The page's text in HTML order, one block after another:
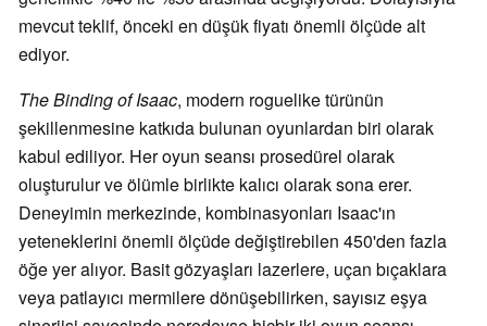
mevcut teklif, önceki en düşük fiyatı önemli ölçüde alt
ediyor.
The Binding of Isaac, modern roguelike türünün
şekillenmesine katkıda bulunan oyunlardan biri olarak
kabul ediliyor. Her oyun seansı prosedürel olarak
oluşturulur ve ölümle birlikte kalıcı olarak sona erer.
Deneyimin merkezinde, kombinasyonları Isaac'ın
yeteneklerini önemli ölçüde değiştirebilen 450'den fazla
öğe yer alıyor. Basit gözyaşları lazerlere, uçan bıçaklara
veya patlayıcı mermilere dönüşebilirken, sayısız eşya